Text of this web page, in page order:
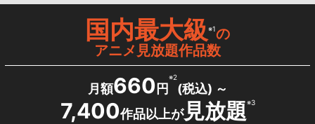
国内最大級※1の
アニメ見放題作品数
月額660 円
※2
(税込) ～
7,400作品以上が見放題※3